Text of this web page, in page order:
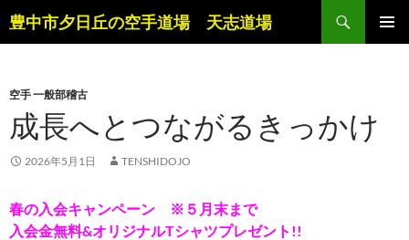
ン
ツ
ス
キ
プ
豊中市夕日丘の空手道場 天志道場
検
索
空手 一般部稽古
成長へとつながるきっかけ
2026年5月1日 TENSHIDOJO
春の入会キャンペーン ※５月末まで
入会金無料&オリジナルTシャツプレゼント!!